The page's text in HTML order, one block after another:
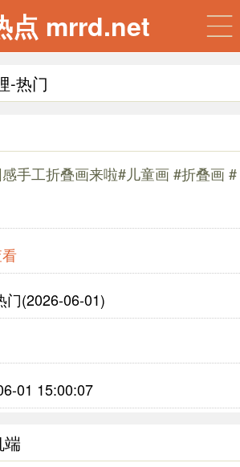
点 mrrd.net
-热门
手工折叠画来啦#儿童画 #折叠画 #
门(2026-06-01)
01 15:00:07